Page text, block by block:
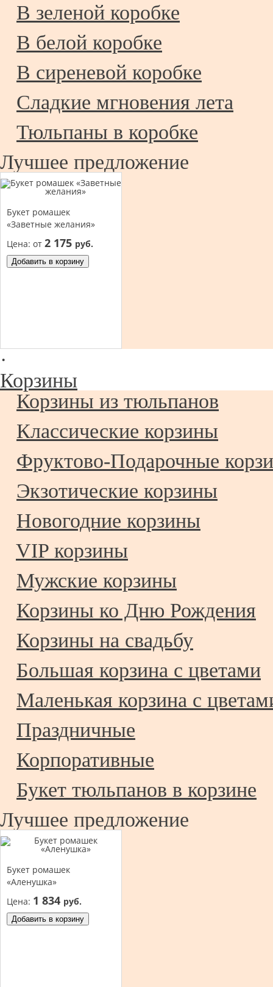
В зеленой коробке
В белой коробке
В сиреневой коробке
Сладкие мгновения лета
Тюльпаны в коробке
Лучшее предложение
Букет ромашек
«Заветные желания»
Цена: от 2 175 руб.
Добавить в корзину
·
Корзины
Корзины из тюльпанов
Классические корзины
Фруктово-Подарочные
Экзотические корзины
Новогодние корзины
VIP корзины
Мужские корзины
Корзины ко Дню Рождения
Корзины на свадьбу
Большая корзина с цветами
Маленькая корзина с
Праздничные
Корпоративные
Букет тюльпанов в корзине
Лучшее предложение
Букет ромашек
«Аленушка»
Цена: 1 834 руб.
Добавить в корзину